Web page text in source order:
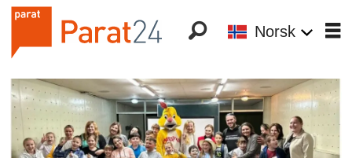
Norsk
Tag:
humanitær